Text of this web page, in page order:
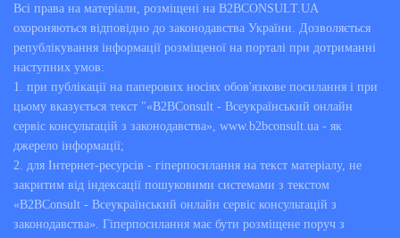
Всі права на матеріали, розміщені на B2BCONSULT.UA
охороняються відповідно до законодавства України. Дозволяється
републікування інформації розміщеної на порталі при дотриманні
наступних умов:
1. при публікації на паперових носіях обов'язкове посилання і при
цьому вказується текст "«B2BConsult - Всеукраїнський онлайн
сервіс консультацій з законодавства», www.b2bconsult.ua - як
джерело інформації;
2. для Інтернет-ресурсів - гіперпосилання на текст матеріалу, не
закритим від індексації пошуковими системами з текстом
«B2BConsult - Всеукраїнський онлайн сервіс консультацій з
законодавства». Гіперпосилання має бути розміщене поруч з